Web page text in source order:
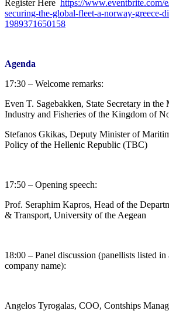
Register Here https://www.eventbrite.com/
securing-the-global-fleet-a-norway-greece-
1989371650158
Agenda
17:30 – Welcome remarks:
Even T. Sagebakken, State Secretary in the
Industry and Fisheries of the Kingdom of
Stefanos Gkikas, Deputy Minister of
Policy of the Hellenic Republic (TBC)
17:50 – Opening speech:
Prof. Seraphim Kapros, Head of the
& Transport, University of the Aegean
18:00 – Panel discussion (panellists listed
company name):
Angelos Tyrogalas, COO, Contships